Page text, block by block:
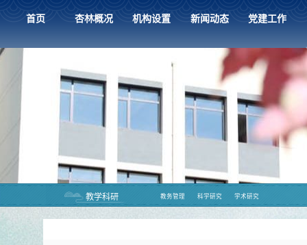
首页 杏林概况 机构设置 新闻动态 党建工作
教学科研 教务管理 科学研究 学术研究